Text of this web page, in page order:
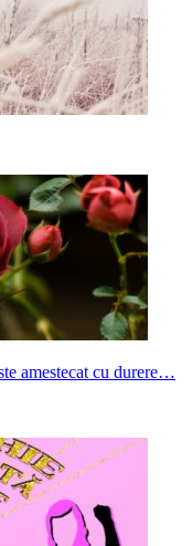
amestecat cu durere…